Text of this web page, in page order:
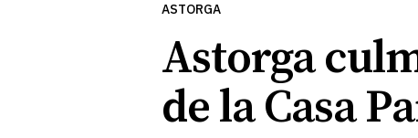
ASTORGA
Astorga
de la Casa